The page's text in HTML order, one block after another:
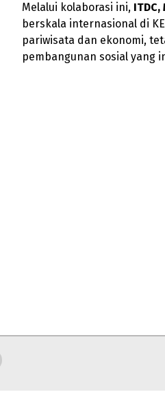
Melalui kolaborasi ini, ITDC,
berskala internasional di
pariwisata dan ekonomi,
pembangunan sosial yang